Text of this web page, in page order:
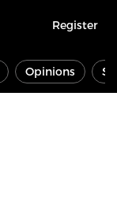
Register
Opinions